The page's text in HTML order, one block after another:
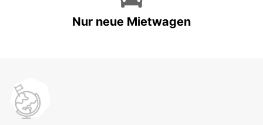
Nur neue Mietwagen